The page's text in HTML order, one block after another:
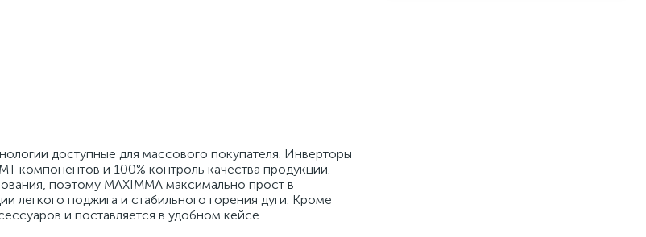
доступные для массового покупателя. Инверторы
компонентов и 100% контроль качества продукции.
поэтому MAXIMMA максимально прост в
поджига и стабильного горения дуги. Кроме
и поставляется в удобном кейсе.